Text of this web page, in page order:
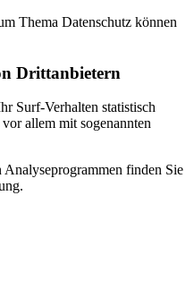
Thema Datenschutz können
Dritt­anbietern
Surf-Verhalten statistisch
allem mit sogenannten
finden Sie